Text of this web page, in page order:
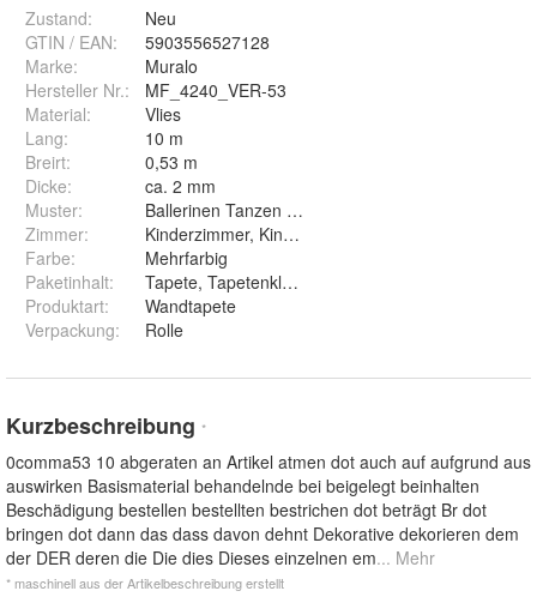
Zustand:
Neu
GTIN / EAN:
5903556527128
Marke:
Muralo
Hersteller Nr.:
MF_4240_VER-53
Material:
Vlies
Lang:
10 m
Breirt:
0,53 m
Dicke:
ca. 2 mm
Muster:
Ballerinen Tanzen Tanz Noten Musik
Zimmer:
Kinderzimmer, Kinderstube, Spielzimmer
Farbe:
Mehrfarbig
Paketinhalt:
Tapete, Tapetenkleister, Montageanleitung
Produktart:
Wandtapete
Verpackung: Rolle
Kurzbeschreibung *
0comma53 10 abgeraten an Artikel atmen dot auch auf aufgrund aus
auswirken Basismaterial behandelnde bei beigelegt beinhalten
Beschädigung bestellen bestellten bestrichen dot beträgt Br dot
bringen dot dann das dass davon dehnt Dekorative dekorieren dem
der DER deren die Die dies Dieses einzelnen em... Mehr
* maschinell aus der Artikelbeschreibung erstellt